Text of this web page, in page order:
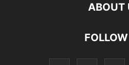
ABOUT